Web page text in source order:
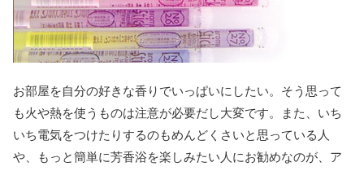
お部屋を自分の好きな香りでいっぱいにしたい。そう思って
も火や熱を使うものは注意が必要だし大変です。また、いち
いち電気をつけたりするのもめんどくさいと思っている人
や、もっと簡単に芳香浴を楽しみたい人にお勧めなのが、ア